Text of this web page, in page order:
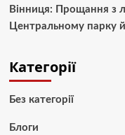
Вінниця: Прощання з
Центральному парку
Категорії
Без категорії
Блоги